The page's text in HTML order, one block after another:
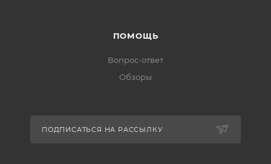
ПОМОЩЬ
Вопрос-ответ
Обзоры
ПОДПИСАТЬСЯ НА РАССЫЛКУ